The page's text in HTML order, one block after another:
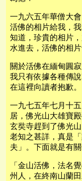
一九六五年華僧大
活佛的相片給我，
知道，珍貴的相片
水進去，活佛的相
關於活佛在緬甸圓
我只有依據各種傳
在這裡向讀者抱歉。
一九七五年七月十
居，佛光山大雄寶
玄奘寺趕到了佛光
老知之甚詳，真是
夫」。下面就是有
「金山活佛，法名
州人，在終南山蘭